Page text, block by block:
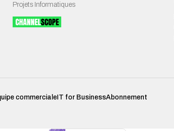
Projets Informatiques
commerciale IT for BusinessAbonnement